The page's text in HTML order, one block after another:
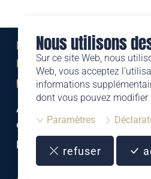
Nous utilisons
Sur ce site Web, nous
Web, vous acceptez
informations
dont vous pouvez
Paramètres
refuser
Eine Marke der
Liechtensteinischen Post
post.li
Alte Zollstrasse 11
9494 Schaan
Liechtenstein
T +423 399 44 66